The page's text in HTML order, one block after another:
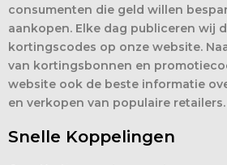
consumenten die geld willen
aankopen. Elke dag publiceren wij
kortingscodes op onze website.
van kortingsbonnen en
website ook de beste informatie
en verkopen van populaire retailers.
Snelle Koppelingen